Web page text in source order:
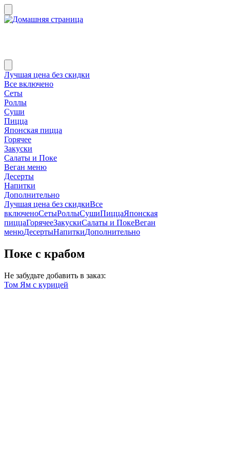
Лучшая цена без скидки
Все включено
Сеты
Роллы
Суши
Пицца
Японская пицца
Горячее
Закуски
Салаты и Поке
Веган меню
Десерты
Напитки
Дополнительно
Лучшая цена без скидкиВсе
включеноСетыРоллыСушиПиццаЯпонская
пиццаГорячееЗакускиСалаты и ПокеВеган
менюДесертыНапиткиДополнительно
Поке с крабом
Не забудьте добавить в заказ:
Том Ям с курицей